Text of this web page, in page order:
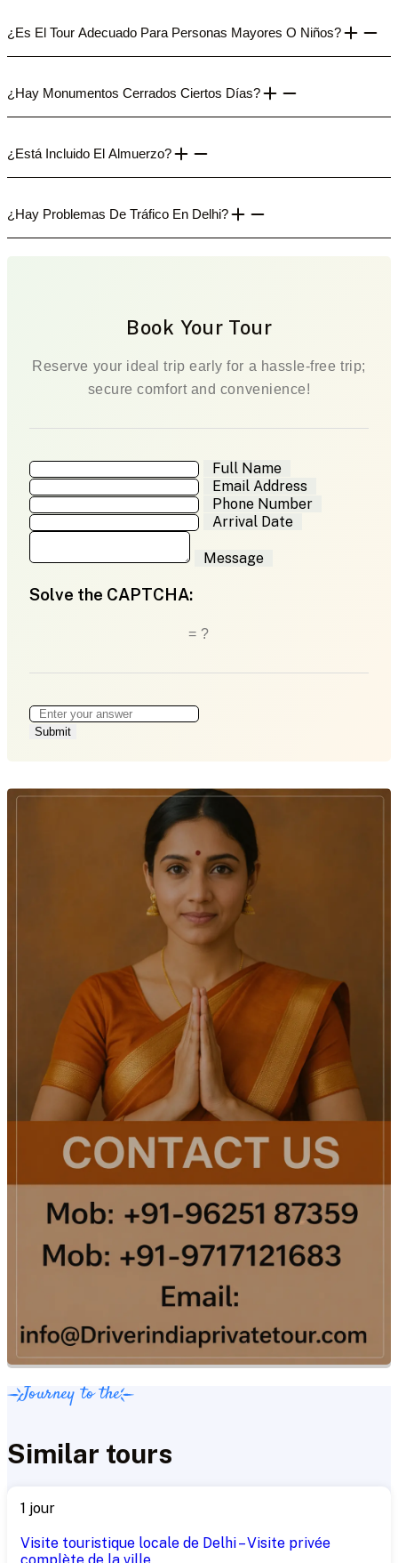
¿Es El Tour Adecuado Para Personas Mayores O Niños?
¿Hay Monumentos Cerrados Ciertos Días?
¿Está Incluido El Almuerzo?
¿Hay Problemas De Tráfico En Delhi?
Book Your Tour
Reserve your ideal trip early for a hassle-free trip;
secure comfort and convenience!
Full Name
Email Address
Phone Number
Arrival Date
Message
Solve the CAPTCHA:
= ?
Submit
Journey to the
Similar tours
1 jour
Visite touristique locale de Delhi – Visite privée